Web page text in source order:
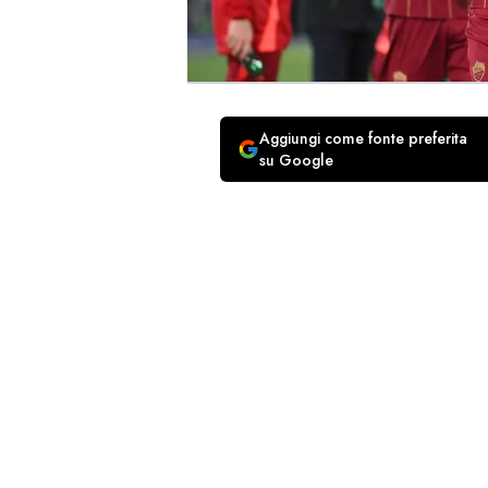
Aggiungi come fonte preferita
su Google